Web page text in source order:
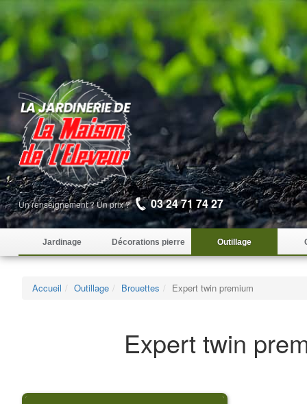
Un renseignement ? Un prix ? 03 24 71 74 27
Jardinage Décorations pierre Outillage
Accueil Outillage Brouettes Expert twin premium
Expert twin